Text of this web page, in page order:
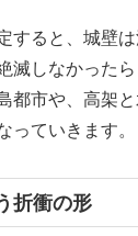
すると、城壁
滅しなかった
都市や、高架
っていきます。
折衝の形